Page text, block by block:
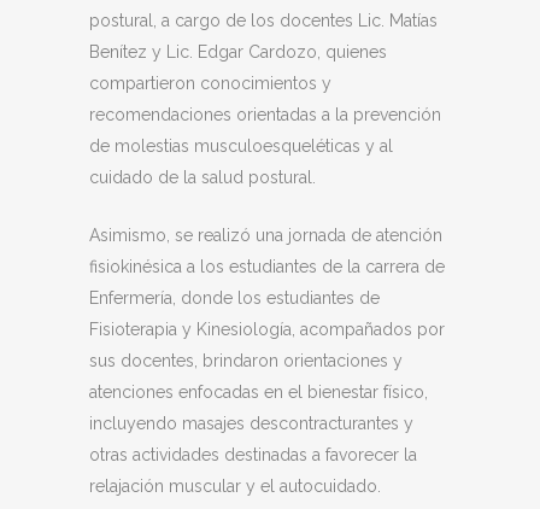
postural, a cargo de los docentes Lic. Matías
Benítez y Lic. Edgar Cardozo, quienes
compartieron conocimientos y
recomendaciones orientadas a la prevención
de molestias musculoesqueléticas y al
cuidado de la salud postural.
Asimismo, se realizó una jornada de atención
fisiokinésica a los estudiantes de la carrera de
Enfermería, donde los estudiantes de
Fisioterapia y Kinesiología, acompañados por
sus docentes, brindaron orientaciones y
atenciones enfocadas en el bienestar físico,
incluyendo masajes descontracturantes y
otras actividades destinadas a favorecer la
relajación muscular y el autocuidado.